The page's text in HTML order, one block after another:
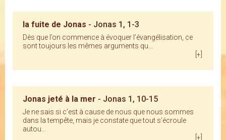
la fuite de Jonas - Jonas 1, 1-3
Dès que l’on commence à évoquer l’évangélisation, ce
sont toujours les mêmes arguments qu...
[+]
Jonas jeté à la mer - Jonas 1, 10-15
Je ne sais si c’est à cause de nous que nous sommes
dans la tempête, mais je constate que tout s’écroule
autou...
[+]